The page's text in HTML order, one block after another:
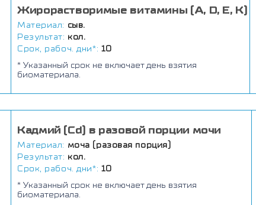
Жирорастворимые витамины (A, D, E, K)
Материал: сыв.
Результат: кол.
Срок, рабоч. дни*: 10
* Указанный срок не включает день взятия
биоматериала.
Кадмий (Cd) в разовой порции мочи
Материал: моча (разовая порция)
Результат: кол.
Срок, рабоч. дни*: 10
* Указанный срок не включает день взятия
биоматериала.